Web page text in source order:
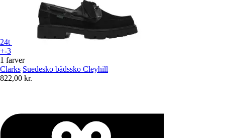
24t
+-3
1 farver
Clarks Suedesko bådssko Cleyhill
822,00 kr.